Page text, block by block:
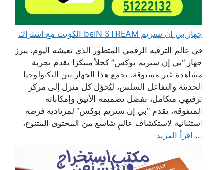
جهاز بي ان ستريم beIN STREAM الكويت مع اشتراك
في عالم الترفيه الرقمي المتطور الذي تعيشه اليوم، يبرز
جهاز “بي إن ستريم بوكس” كحلاً مبتكرًا يقدم تجربة
مشاهدة غير مسبوقة، يجمع هذا الجهاز بين التكنولوجيا
الحديثة والتفاعل السلس، ليُحوّل كل منزل إلى مركز
ترفيهي متكامل، بفضل تصميمه الأنيق وإمكاناته
المتفوقة، يقدم “بي إن ستريم بوكس” لمرتاديه فرصة
استثنائية لاستكشاف عالمٍ شاسع من المحتوى المتنوع،
... اقرأ المزيد